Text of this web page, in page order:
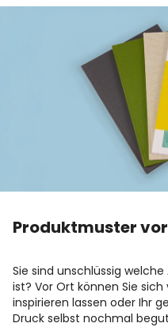
Produktmuster
Sie sind unschlüssig
ist? Vor Ort können Sie
inspirieren lassen oder Ihr
Druck selbst nochmal